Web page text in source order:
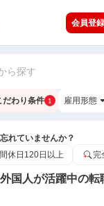
会員登録
ら探す
だわり条件 1 雇用形態
れていませんか？
休日120日以上 完
国人が活躍中の転